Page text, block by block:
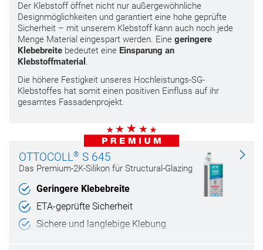
Der Klebstoff öffnet nicht nur außergewöhnliche
Designmöglichkeiten und garantiert eine hohe geprüfte
Sicherheit – mit unserem Klebstoff kann auch noch jede
Menge Material eingespart werden. Eine geringere
Klebebreite bedeutet eine Einsparung an
Klebstoffmaterial .
Die höhere Festigkeit unseres Hochleistungs-SG-
Klebstoffes hat somit einen positiven Einfluss auf ihr
gesamtes Fassadenprojekt.
OTTOCOLL® S 645
Das Premium-2K-Silikon für Structural-Glazing
Geringere Klebebreite
ETA-geprüfte Sicherheit
Sichere und langlebige Klebung